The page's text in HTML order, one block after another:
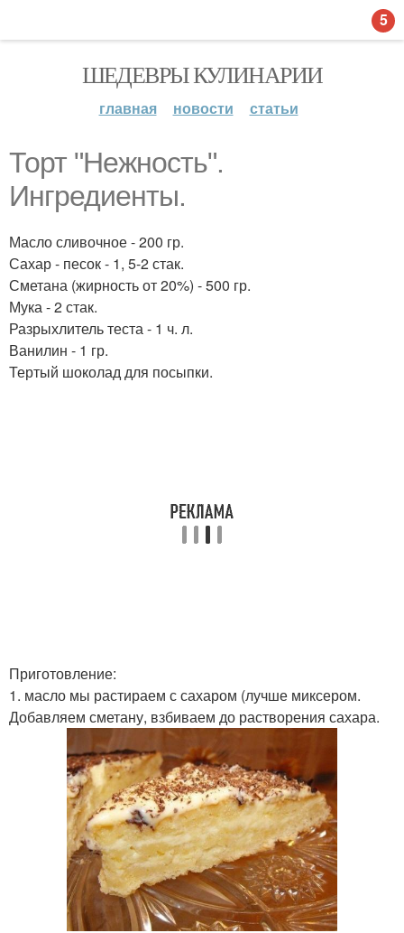
ШЕДЕВРЫ КУЛИНАРИИ
главная новости статьи
Торт "Нежность".
Ингредиенты.
Масло сливочное - 200 гр.
Сахар - песок - 1, 5-2 стак.
Сметана (жирность от 20%) - 500 гр.
Мука - 2 стак.
Разрыхлитель теста - 1 ч. л.
Ванилин - 1 гр.
Тертый шоколад для посыпки.
Приготовление:
1. масло мы растираем с сахаром (лучше миксером.
Добавляем сметану, взбиваем до растворения сахара.
5